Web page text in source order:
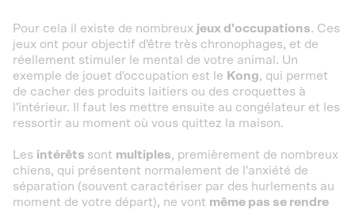
Pour cela il existe de nombreux jeux d'occupations. Ces
jeux ont pour objectif d'être très chronophages, et de
réellement stimuler le mental de votre animal. Un
exemple de jouet d'occupation est le Kong, qui permet
de cacher des produits laitiers ou des croquettes à
l'intérieur. Il faut les mettre ensuite au congélateur et les
ressortir au moment où vous quittez la maison.
Les intérêts sont multiples, premièrement de nombreux
chiens, qui présentent normalement de l'anxiété de
séparation (souvent caractériser par des hurlements au
moment de votre départ), ne vont même pas se rendre